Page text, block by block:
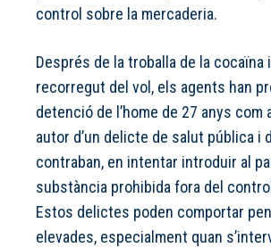
control sobre la mercaderia.
Després de la troballa de la cocaïna i
recorregut del vol, els agents han
detenció de l’home de 27 anys com
autor d’un delicte de salut pública i
contraban, en intentar introduir al
substància prohibida fora del
Estos delictes poden comportar
elevades, especialment quan